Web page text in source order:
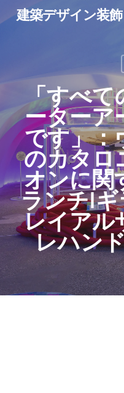
Skip建築デザイン装飾
「すべ
ーターア
です」：
のカタロ
オンに関
ランチI
レイアル
レハン